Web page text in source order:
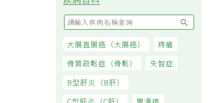
疾病百科
大腸直腸癌（大腸癌）
痔瘡
骨質疏鬆症（骨鬆）
失智症
B型肝炎（B肝）